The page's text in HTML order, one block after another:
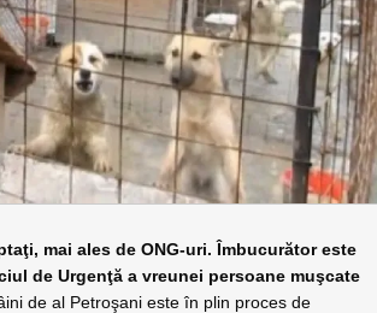
mai ales de ONG-uri. Îmbucurător este
de Urgenţă a vreunei persoane muşcate
de al Petroşani este în plin proces de